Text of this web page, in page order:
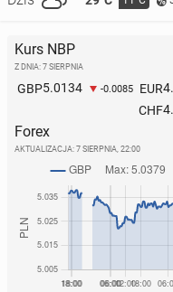
Kurs NBP
Z DNIA: 7 SIERPNIA
GBP5.0134 -0.0085 EUR
CHF
Forex
AKTUALIZACJA: 7 SIERPNIA, 22:00